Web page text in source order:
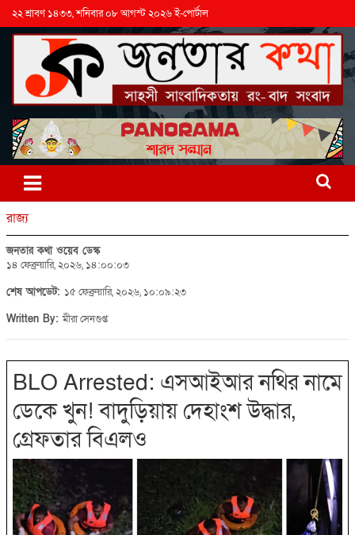
২২ শ্রাবণ ১৪৩৩, শনিবার ০৮ আগস্ট ২০২৬ ই-পোর্টাল
রাজ্য
জনতার কথা ওয়েব ডেস্ক
১৪ ফেব্রুয়ারি, ২০২৬, ১৪:০০:০৩
শেষ আপডেট: ১৫ ফেব্রুয়ারি, ২০২৬, ১০:০৯:২৩
Written By:মীরা সেনগুপ্ত
BLO Arrested: এসআইআর নথির নামে
ডেকে খুন! বাদুড়িয়ায় দেহাংশ উদ্ধার,
গ্রেফতার বিএলও